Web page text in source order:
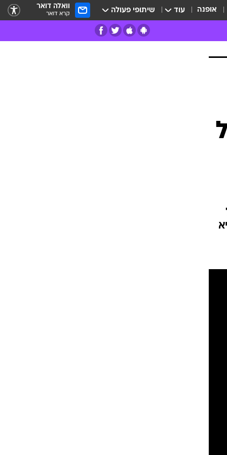
אופנה עוד שיתופי פעולה וואלה דואר
קרא דואר